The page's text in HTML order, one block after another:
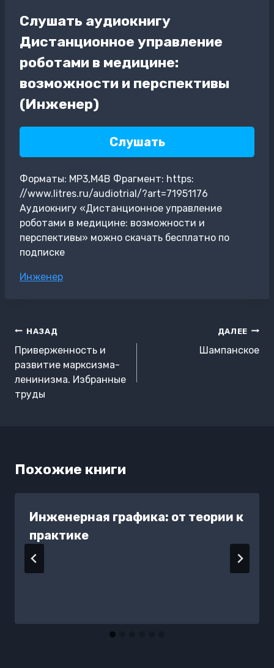
Слушать аудиокнигу
Дистанционное управление
роботами в медицине:
возможности и перспективы
(Инженер)
Слушать
Форматы: MP3,M4B Фрагмент: https:
//www.litres.ru/audiotrial/?art=71951176
Аудиокнигу «Дистанционное управление
роботами в медицине: возможности и
перспективы» можно скачать бесплатно по
подписке
Метки
Инженер
Навигация
по
записям
НАЗАД
Приверженность и
развитие марксизма-
ленинизма. Избранные
труды
ДАЛЕЕ
Шампанское
Похожие книги
Инженерная графика: от теории к
практике